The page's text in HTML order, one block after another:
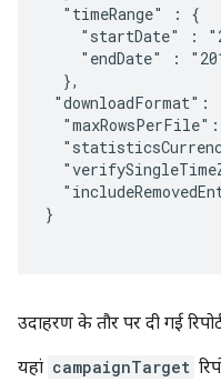
  "timeRange" : {
"startDate" :
"endDate" :
  },
"maxRowsPerFile":
}
उदाहरण के तौर पर दी गई
यहां campaignTarget